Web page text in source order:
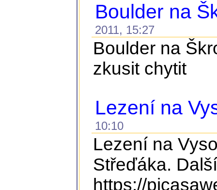
Boulder na
2011, 15:27
Boulder na
zkusit chytit
Lezení na
10:10
Lezení na
Střeďáka.
https://